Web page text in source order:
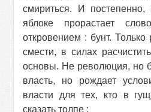
смириться. И
яблоке прорастает
откровением : бунт. Только
смести, в силах
основы. Не революция, но
власть, но рождает
власти для тех, кто в
сказать толпе :